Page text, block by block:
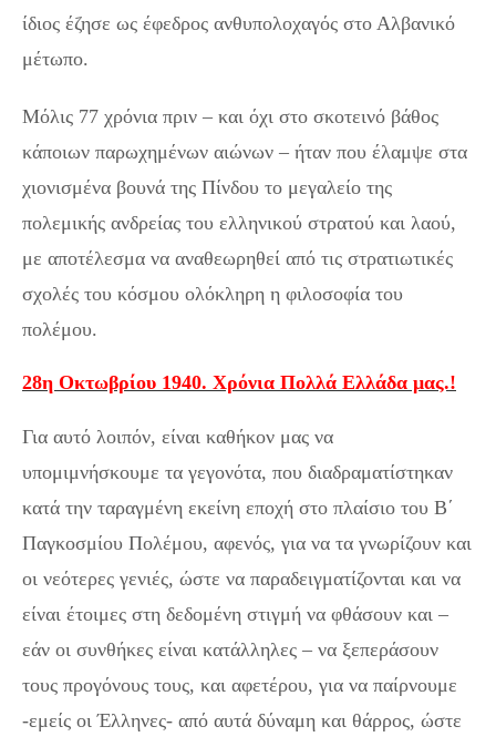
ίδιος έζησε ως έφεδρος ανθυπολοχαγός στο Αλβανικό
μέτωπο.
Μόλις 77 χρόνια πριν – και όχι στο σκοτεινό βάθος
κάποιων παρωχημένων αιώνων – ήταν που έλαμψε στα
χιονισμένα βουνά της Πίνδου το μεγαλείο της
πολεμικής ανδρείας του ελληνικού στρατού και λαού,
με αποτέλεσμα να αναθεωρηθεί από τις στρατιωτικές
σχολές του κόσμου ολόκληρη η φιλοσοφία του
πολέμου.
28η Οκτωβρίου 1940. Χρόνια Πολλά Ελλάδα μας.!
Για αυτό λοιπόν, είναι καθήκον μας να
υπομιμνήσκουμε τα γεγονότα, που διαδραματίστηκαν
κατά την ταραγμένη εκείνη εποχή στο πλαίσιο του Β΄
Παγκοσμίου Πολέμου, αφενός, για να τα γνωρίζουν και
οι νεότερες γενιές, ώστε να παραδειγματίζονται και να
είναι έτοιμες στη δεδομένη στιγμή να φθάσουν και –
εάν οι συνθήκες είναι κατάλληλες – να ξεπεράσουν
τους προγόνους τους, και αφετέρου, για να παίρνουμε
-εμείς οι Έλληνες- από αυτά δύναμη και θάρρος, ώστε